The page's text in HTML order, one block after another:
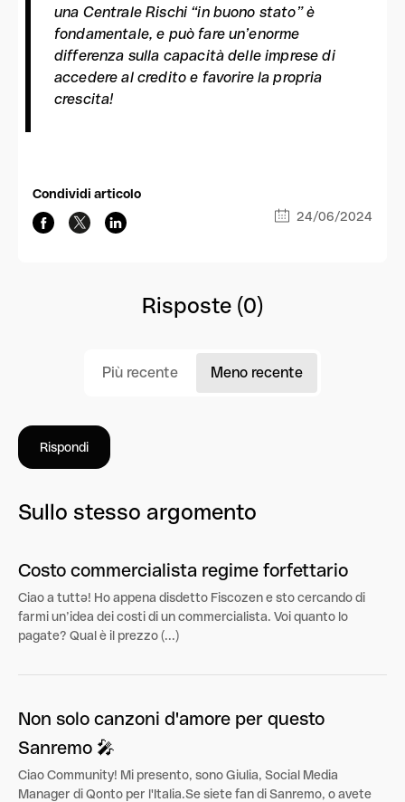
una Centrale Rischi “in buono stato” è
fondamentale, e può fare un’enorme
differenza sulla capacità delle imprese di
accedere al credito e favorire la propria
crescita!
Condividi articolo
24/06/2024
Risposte (0)
Più recente Meno recente
Rispondi
Sullo stesso argomento
Costo commercialista regime forfettario
Ciao a tuttə! Ho appena disdetto Fiscozen e sto cercando di
farmi un’idea dei costi di un commercialista. Voi quanto lo
pagate? Qual è il prezzo (...)
Non solo canzoni d'amore per questo
Sanremo 🎤
Ciao Community! Mi presento, sono Giulia, Social Media
Manager di Qonto per l'Italia.Se siete fan di Sanremo, o avete